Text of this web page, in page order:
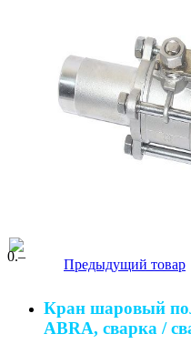
Предыдущий товар
0.–
Кран шаровый
ABRA, сварка /